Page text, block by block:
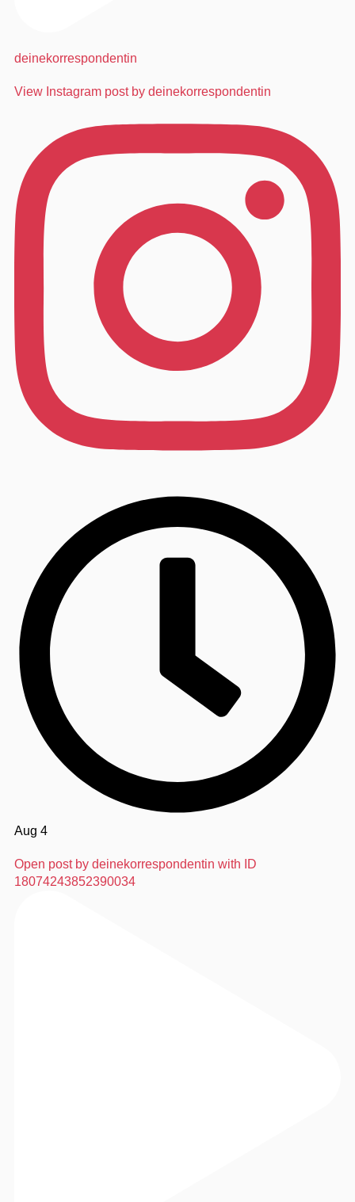
deinekorrespondentin
View Instagram post by deinekorrespondentin
Aug 4
Open post by deinekorrespondentin with ID
18074243852390034